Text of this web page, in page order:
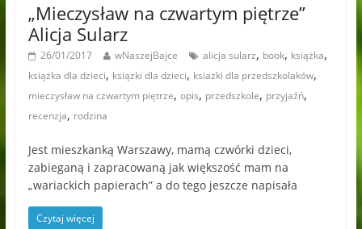
„Mieczysław na czwartym piętrze”
Alicja Sularz
26/01/2017 wNaszejBajce alicja sularz, book, książka,
książka dla dzieci, książki dla dzieci, ksiazki dla przedszkolaków,
mieczysław na czwartym piętrze, opis, przedszkole, przyjaźń,
recenzja, rodzina
Jest mieszkanką Warszawy, mamą czwórki dzieci,
zabieganą i zapracowaną jak większość mam na
„wariackich papierach” a do tego jeszcze napisała
Czytaj więcej